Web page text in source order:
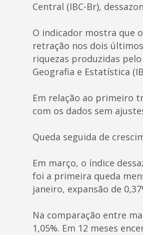
Central (IBC-Br),
O indicador mostra que
retração nos dois
riquezas produzidas
Geografia e Estatística
Em relação ao primeiro
com os dados sem
Queda seguida de
Em março, o índice
foi a primeira queda
janeiro, expansão de
Na comparação entre
1,05%. Em 12 meses